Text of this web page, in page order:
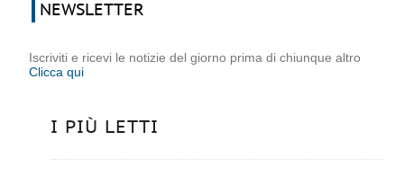
NEWSLETTER
Iscriviti e ricevi le notizie del giorno prima di chiunque altro
Clicca qui
I PIÙ LETTI